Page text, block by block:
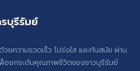
บุรีรัมย์
วยความรวดเร็ว โปร่งใส และทันสมัย ผ่าน
อยกระดับคุณภาพชีวิตของชาวบุรีรัมย์